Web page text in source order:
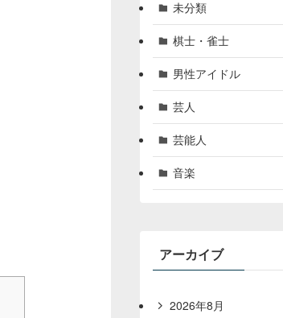
未分類
棋士・雀士
男性アイドル
芸人
芸能人
音楽
アーカイブ
2026年8月